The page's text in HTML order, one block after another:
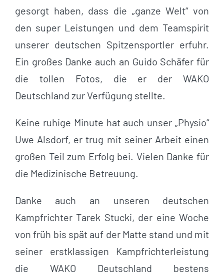
gesorgt haben, dass die „ganze Welt“ von
den super Leistungen und dem Teamspirit
unserer deutschen Spitzensportler erfuhr.
Ein großes Danke auch an Guido Schäfer für
die tollen Fotos, die er der WAKO
Deutschland zur Verfügung stellte.
Keine ruhige Minute hat auch unser „Physio“
Uwe Alsdorf, er trug mit seiner Arbeit einen
großen Teil zum Erfolg bei. Vielen Danke für
die Medizinische Betreuung.
Danke auch an unseren deutschen
Kampfrichter Tarek Stucki, der eine Woche
von früh bis spät auf der Matte stand und mit
seiner erstklassigen Kampfrichterleistung
die WAKO Deutschland bestens